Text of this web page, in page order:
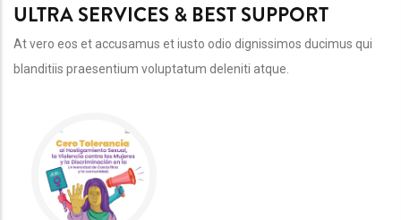
ULTRA SERVICES & BEST SUPPORT
At vero eos et accusamus et iusto odio dignissimos ducimus qui
blanditiis praesentium voluptatum deleniti atque.